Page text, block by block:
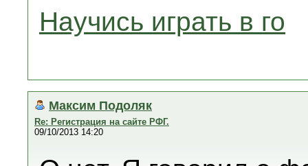
Научись играть в го
Максим Подоляк
Re: Регистрация на сайте РФГ.
09/10/2013 14:20